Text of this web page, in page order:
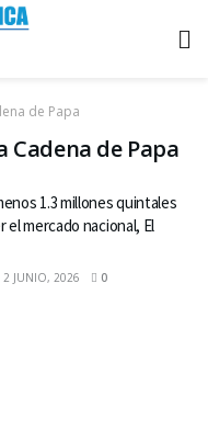
de Papa
Cadena de Papa
1.3 millones quintales
el mercado nacional, El
2 JUNIO, 2026 0